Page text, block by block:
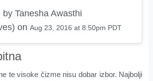
Tanesha Awasthi
on Aug 23, 2016 at 8:50pm PDT
te visoke čizme nisu dobar izbor. Najbolji